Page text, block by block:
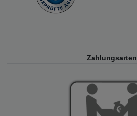
Zahlungsarten